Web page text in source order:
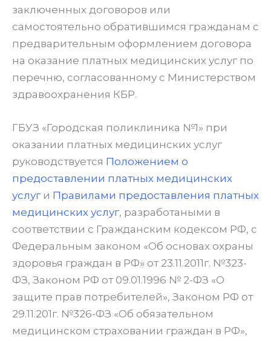
заключенных договоров или
самостоятельно обратившимся гражданам с
предварительным оформлением договора
на оказание платных медицинских услуг по
перечню, согласованному с Министерством
здравоохранения КБР.
ГБУЗ «Городская поликлиника №1» при
оказании платных медицинских услуг
руководствуется Положением о
предоставлении платных медицинских
услуги Правилами предоставления платных
медицинских услуг, разработаными в
соответствии с Гражданским кодексом РФ, с
Федеральным законом «Об основах охраны
здоровья граждан в РФ» от 23.11.2011г. №323-
ФЗ, Законом РФ от 09.01.1996 № 2-ФЗ «О
защите прав потребителей», Законом РФ от
29.11.201г. №326-ФЗ «Об обязательном
медицинском страховании граждан в РФ»,